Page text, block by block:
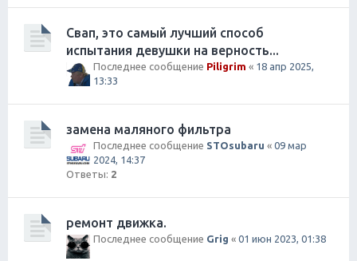
Свап, это самый лучший способ
испытания девушки на верность...
Последнее сообщение Piligrim « 18 апр 2025,
13:33
замена маляного фильтра
Последнее сообщение STOsubaru « 09 мар
2024, 14:37
Ответы: 2
ремонт движка.
Последнее сообщение Grig « 01 июн 2023, 01:38